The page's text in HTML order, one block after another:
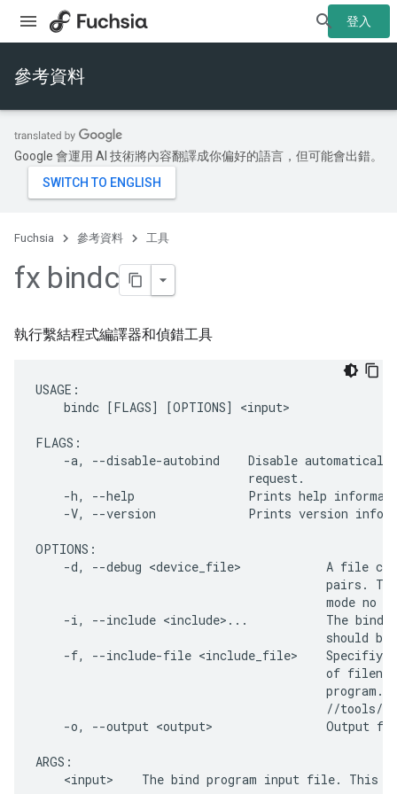
登入
參考資料
Google 會運用 AI 技術將內容翻譯成你偏好的語言，但可能會出錯。
Fuchsia 參考資料 工具
fx bindc
執行繫結程式編譯器和偵錯工具
USAGE:
    bindc [FLAGS] [OPTIONS] <input>
FLAGS:
-a, --disable-autobind    Disable
                              request.
-h, --help                Prints help
-V, --version             Prints version
OPTIONS:
-d, --debug <device_file>            A file
pairs.
mode no
-i, --include <include>...           The bind
should
-f, --include-file <include_file>    Specifiy
of
program.
//tools/
-o, --output <output>                Output
ARGS: